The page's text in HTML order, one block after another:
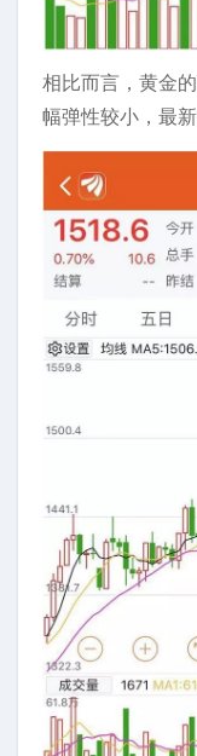
相比而言，黄金
幅弹性较小，最